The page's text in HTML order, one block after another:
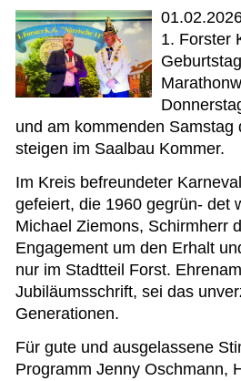
1. Forster
und am kommenden
steigen im Saalbau Kommer.
Im Kreis befreundeter
gefeiert, die 1960 gegrün- det
Michael Ziemons, Schirmherr
Engagement um den Erhalt
nur im Stadtteil Forst.
Jubiläumsschrift, sei das
Generationen.
Für gute und ausgelassene
Programm Jenny Oschmann,